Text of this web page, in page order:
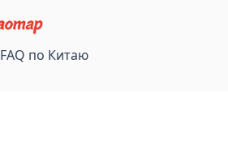
FAQ по Китаю